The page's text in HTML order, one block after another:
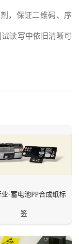
，保证二维码、序
读写中依旧清晰可
业-蓄电池PP合成纸标
签